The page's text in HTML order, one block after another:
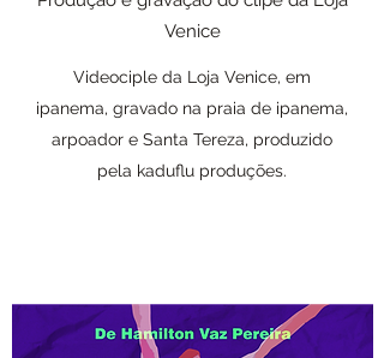
Venice
Videociple da Loja Venice, em
ipanema, gravado na praia de ipanema,
arpoador e Santa Tereza, produzido
pela kaduflu produções.